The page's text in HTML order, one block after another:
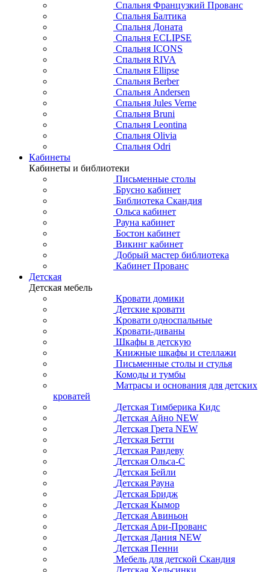
Спальня Французкий Прованс
Спальня Балтика
Спальня Доната
Спальня ECLIPSE
Спальня ICONS
Спальня RIVA
Спальня Ellipse
Спальня Berber
Спальня Andersen
Спальня Jules Verne
Спальня Bruni
Спальня Leontina
Спальня Olivia
Спальня Odri
Кабинеты
Кабинеты и библиотеки
Письменные столы
Брусно кабинет
Библиотека Скандия
Ольса кабинет
Рауна кабинет
Бостон кабинет
Викинг кабинет
Добрый мастер библиотека
Кабинет Прованс
Детская
Детская мебель
Кровати домики
Детские кровати
Кровати односпальные
Кровати-диваны
Шкафы в детскую
Книжные шкафы и стеллажи
Письменные столы и стулья
Комоды и тумбы
Матрасы и основания для детских
кроватей
Детская Тимберика Кидс
Детская Айно NEW
Детская Грета NEW
Детская Бетти
Детская Рандеву
Детская Ольса-С
Детская Бейли
Детская Рауна
Детская Бридж
Детская Кымор
Детская Авиньон
Детская Ари-Прованс
Детская Дания NEW
Детская Пенни
Мебель для детской Скандия
Детская Хельсинки